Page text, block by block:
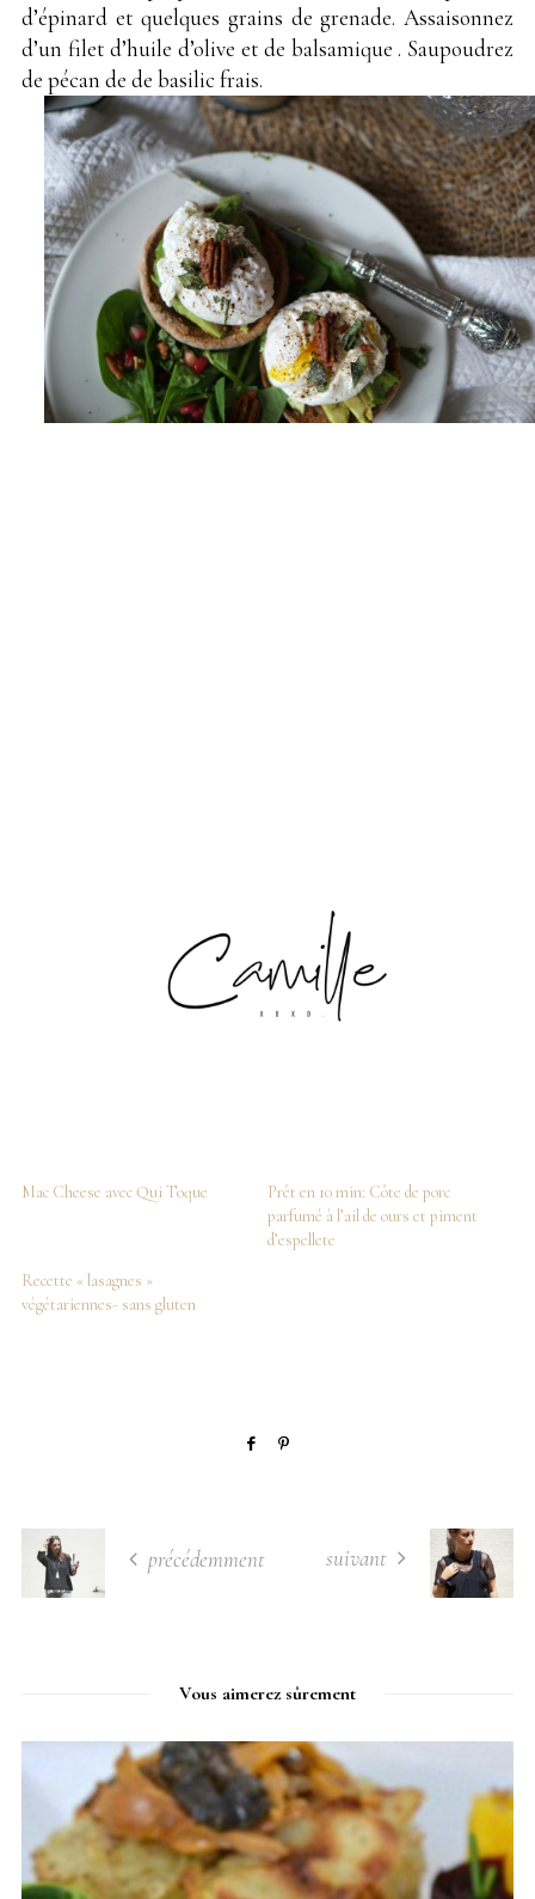
d’épinard et quelques grains de grenade. Assaisonnez
d’un filet d’huile d’olive et de balsamique . Saupoudrez
de pécan de de basilic frais.
Mac Cheese avec Qui Toque
Prêt en 10 min: Côte de porc
parfumé à l’ail de ours et piment
d’espellete
Recette « lasagnes »
végétariennes- sans gluten
précédemment suivant
Vous aimerez sûrement